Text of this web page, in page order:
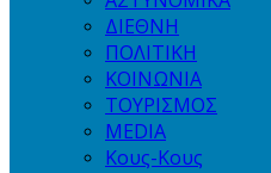
ΔΙΕΘΝΗ
ΠΟΛΙΤΙΚΗ
ΚΟΙΝΩΝΙΑ
ΤΟΥΡΙΣΜΟΣ
MEDIA
Κους-Κους